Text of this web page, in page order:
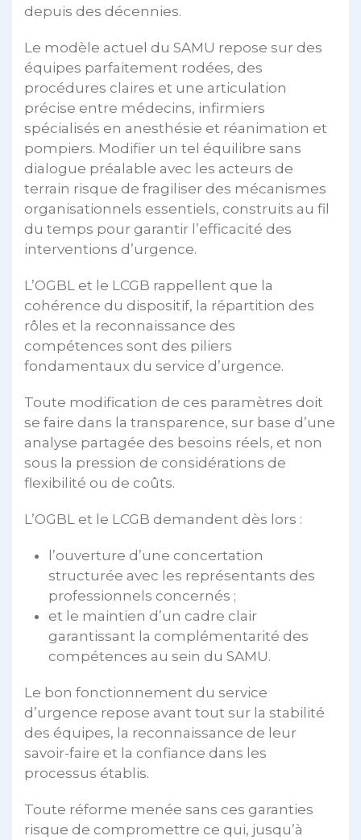
depuis des décennies.
Le modèle actuel du SAMU repose sur des
équipes parfaitement rodées, des
procédures claires et une articulation
précise entre médecins, infirmiers
spécialisés en anesthésie et réanimation et
pompiers. Modifier un tel équilibre sans
dialogue préalable avec les acteurs de
terrain risque de fragiliser des mécanismes
organisationnels essentiels, construits au fil
du temps pour garantir l’efficacité des
interventions d’urgence.
L’OGBL et le LCGB rappellent que la
cohérence du dispositif, la répartition des
rôles et la reconnaissance des
compétences sont des piliers
fondamentaux du service d’urgence.
Toute modification de ces paramètres doit
se faire dans la transparence, sur base d’une
analyse partagée des besoins réels, et non
sous la pression de considérations de
flexibilité ou de coûts.
L’OGBL et le LCGB demandent dès lors :
l’ouverture d’une concertation
structurée avec les représentants des
professionnels concernés ;
et le maintien d’un cadre clair
garantissant la complémentarité des
compétences au sein du SAMU.
Le bon fonctionnement du service
d’urgence repose avant tout sur la stabilité
des équipes, la reconnaissance de leur
savoir-faire et la confiance dans les
processus établis.
Toute réforme menée sans ces garanties
risque de compromettre ce qui, jusqu’à